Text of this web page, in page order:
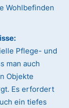
Wohlbefinden
Pflege- und
man auch
Objekte
Es erfordert
ein tiefes